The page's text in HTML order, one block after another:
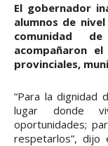
El gobernador
alumnos de
comunidad
acompañaron
provinciales,
“Para la dignidad
lugar donde
oportunidades;
respetarlos”, dijo